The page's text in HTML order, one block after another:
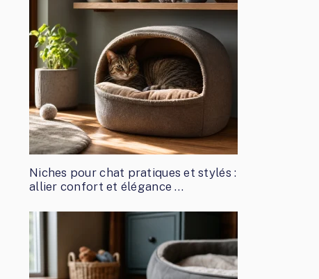
Niches pour chat pratiques et stylés :
allier confort et élégance …